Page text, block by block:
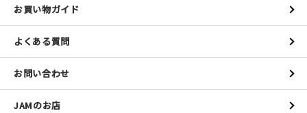
お買い物ガイド
よくある質問
お問い合わせ
JAMのお店